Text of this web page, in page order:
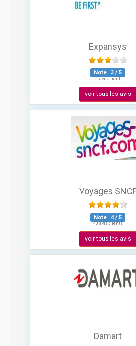
Expansys
Note : 3 / 5
1 avis client
voir tous les avis
Voyages
Note : 4/ 5
40 avis clients
voir tous les avis
Damart